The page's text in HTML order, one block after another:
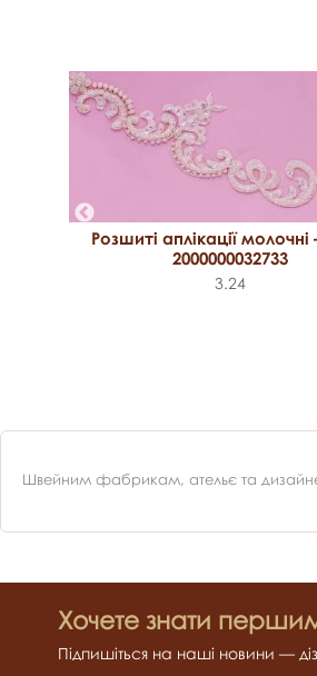
Розшиті аплікації
2000000032733
3.24
Швейним фабрикам, ательє та
Хочете знати
Підпишіться на наші новини —